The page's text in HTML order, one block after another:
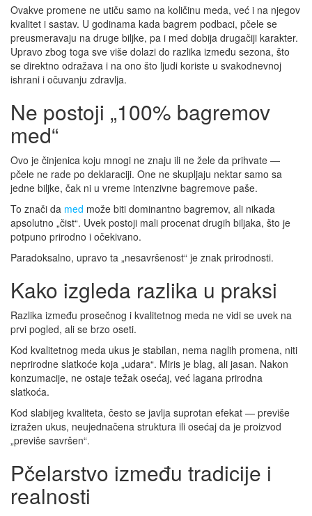
Ovakve promene ne utiču samo na količinu meda, već i na njegov
kvalitet i sastav. U godinama kada bagrem podbaci, pčele se
preusmeravaju na druge biljke, pa i med dobija drugačiji karakter.
Upravo zbog toga sve više dolazi do razlika između sezona, što
se direktno odražava i na ono što ljudi koriste u svakodnevnoj
ishrani i očuvanju zdravlja.
Ne postoji „100% bagremov
med“
Ovo je činjenica koju mnogi ne znaju ili ne žele da prihvate —
pčele ne rade po deklaraciji. One ne skupljaju nektar samo sa
jedne biljke, čak ni u vreme intenzivne bagremove paše.
To znači da med može biti dominantno bagremov, ali nikada
apsolutno „čist“. Uvek postoji mali procenat drugih biljaka, što je
potpuno prirodno i očekivano.
Paradoksalno, upravo ta „nesavršenost“ je znak prirodnosti.
Kako izgleda razlika u praksi
Razlika između prosečnog i kvalitetnog meda ne vidi se uvek na
prvi pogled, ali se brzo oseti.
Kod kvalitetnog meda ukus je stabilan, nema naglih promena, niti
neprirodne slatkoće koja „udara“. Miris je blag, ali jasan. Nakon
konzumacije, ne ostaje težak osećaj, već lagana prirodna
slatkoća.
Kod slabijeg kvaliteta, često se javlja suprotan efekat — previše
izražen ukus, neujednačena struktura ili osećaj da je proizvod
„previše savršen“.
Pčelarstvo između tradicije i
realnosti